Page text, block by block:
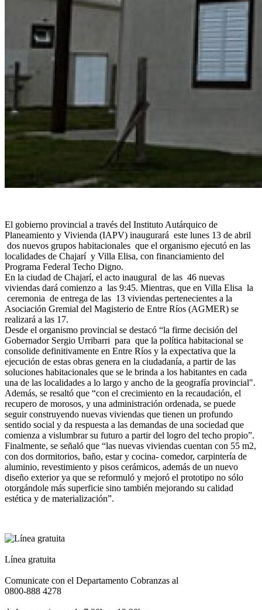
El gobierno provincial a través del Instituto Autárquico de
Planeamiento y Vivienda (IAPV) inaugurará este lunes 13 de abril
dos nuevos grupos habitacionales que el organismo ejecutó en las
localidades de Chajarí y Villa Elisa, con financiamiento del
Programa Federal Techo Digno.
En la ciudad de Chajarí, el acto inaugural de las 46 nuevas
viviendas dará comienzo a las 9:45. Mientras, que en Villa Elisa la
ceremonia de entrega de las 13 viviendas pertenecientes a la
Asociación Gremial del Magisterio de Entre Ríos (AGMER) se
realizará a las 17.
Desde el organismo provincial se destacó “la firme decisión del
Gobernador Sergio Urribarri para que la política habitacional se
consolide definitivamente en Entre Ríos y la expectativa que la
ejecución de estas obras genera en la ciudadanía, a partir de las
soluciones habitacionales que se le brinda a los habitantes en cada
una de las localidades a lo largo y ancho de la geografía provincial".
Además, se resaltó que “con el crecimiento en la recaudación, el
recupero de morosos, y una administración ordenada, se puede
seguir construyendo nuevas viviendas que tienen un profundo
sentido social y da respuesta a las demandas de una sociedad que
comienza a vislumbrar su futuro a partir del logro del techo propio”.
Finalmente, se señaló que “las nuevas viviendas cuentan con 55 m2,
con dos dormitorios, baño, estar y cocina- comedor, carpintería de
aluminio, revestimiento y pisos cerámicos, además de un nuevo
diseño exterior ya que se reformuló y mejoró el prototipo no sólo
otorgándole más superficie sino también mejorando su calidad
estética y de materialización”.
Línea gratuita
Comunicate con el Departamento Cobranzas al
0800-888 4278